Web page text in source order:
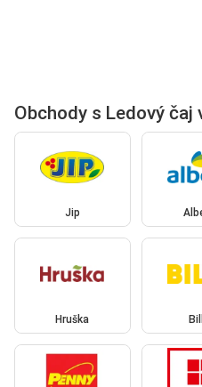
Obchody s Ledový
Jip
Hruška